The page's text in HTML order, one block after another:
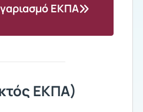
ΕΚΠΑ
ΕΚΠΑ)